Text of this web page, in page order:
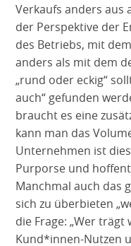
Verkaufs anders aus
der Perspektive der
des Betriebs, mit
anders als mit dem
„rund oder eckig“
auch“ gefunden
braucht es eine
kann man das
Unternehmen ist
Purporse und
Manchmal auch das
sich zu überbieten
die Frage: „Wer
Kund*innen-Nutzen